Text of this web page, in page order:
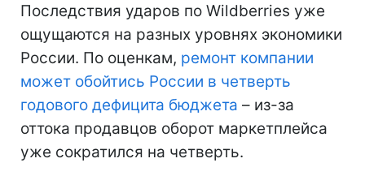
Последствия ударов по Wildberries уже
ощущаются на разных уровнях экономики
России. По оценкам, ремонт компании
может обойтись России в четверть
годового дефицита бюджета – из-за
оттока продавцов оборот маркетплейса
уже сократился на четверть.